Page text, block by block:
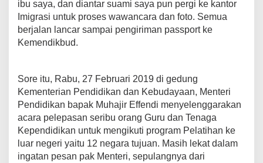
ibu saya, dan diantar suami saya pun pergi ke kantor
Imigrasi untuk proses wawancara dan foto. Semua
berjalan lancar sampai pengiriman passport ke
Kemendikbud.
Sore itu, Rabu, 27 Februari 2019 di gedung
Kementerian Pendidikan dan Kebudayaan, Menteri
Pendidikan bapak Muhajir Effendi menyelenggarakan
acara pelepasan seribu orang Guru dan Tenaga
Kependidikan untuk mengikuti program Pelatihan ke
luar negeri yaitu 12 negara tujuan. Masih lekat dalam
ingatan pesan pak Menteri, sepulangnya dari